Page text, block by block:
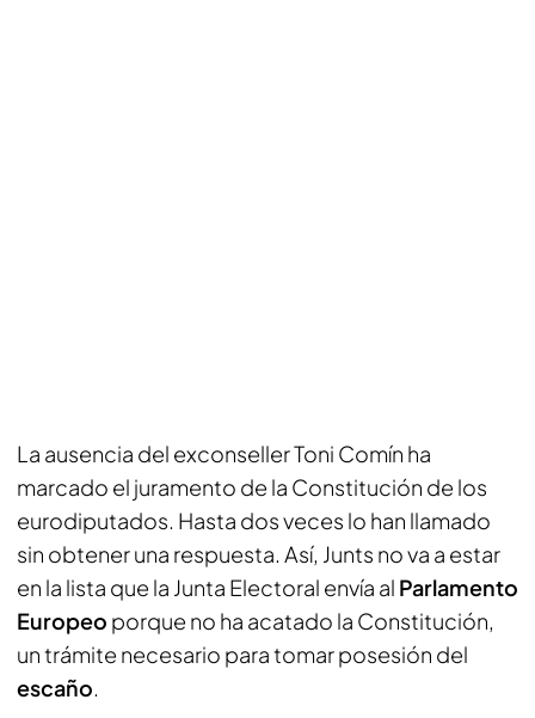
La ausencia del exconseller Toni Comín ha
marcado el juramento de la Constitución de los
eurodiputados. Hasta dos veces lo han llamado
sin obtener una respuesta. Así, Junts no va a estar
en la lista que la Junta Electoral envía al Parlamento
Europeo porque no ha acatado la Constitución,
un trámite necesario para tomar posesión del
escaño.